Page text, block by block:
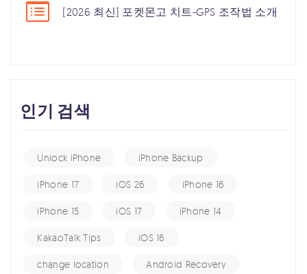
[2026 최신] 포켓몬고 치트-GPS 조작법 소개
인기 검색
Unlock iPhone iPhone Backup
iPhone 17 iOS 26 iPhone 16
iPhone 15 iOS 17 iPhone 14
KakaoTalk Tips iOS 16
change location Android Recovery